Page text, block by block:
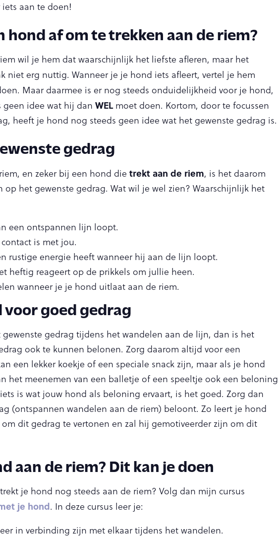
aan te doen!
hond af om te trekken aan de riem?
wil je hem dat waarschijnlijk het liefste afleren, maar het
niet erg nuttig. Wanneer je je hond iets afleert, vertel je hem
Maar daarmee is er nog steeds onduidelijkheid voor je hond,
idee wat hij dan WELmoet doen. Kortom, door te focussen
heeft je hond nog steeds geen idee wat het gewenste gedrag is.
gedrag
en zeker bij een hond die trekt aan de riem, is het daarom
op het gewenste gedrag. Wat wil je wel zien? Waarschijnlijk het
een ontspannen lijn loopt.
is met jou.
rustige energie heeft wanneer hij aan de lijn loopt.
heftig reageert op de prikkels om jullie heen.
wanneer je je hond uitlaat aan de riem.
voor goed gedrag
gedrag tijdens het wandelen aan de lijn, dan is het
ook te kunnen belonen. Zorg daarom altijd voor een
een lekker koekje of een speciale snack zijn, maar als je hond
het meenemen van een balletje of een speeltje ook een beloning
is wat jouw hond als beloning ervaart, is het goed. Zorg dan
(ontspannen wandelen aan de riem) beloont. Zo leert je hond
dit gedrag te vertonen en zal hij gemotiveerder zijn om dit
aan de riem? Dit kan je doen
je hond nog steeds aan de riem? Volg dan mijn cursus
je hond. In deze cursus leer je:
in verbinding zijn met elkaar tijdens het wandelen.